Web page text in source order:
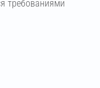
требованиями